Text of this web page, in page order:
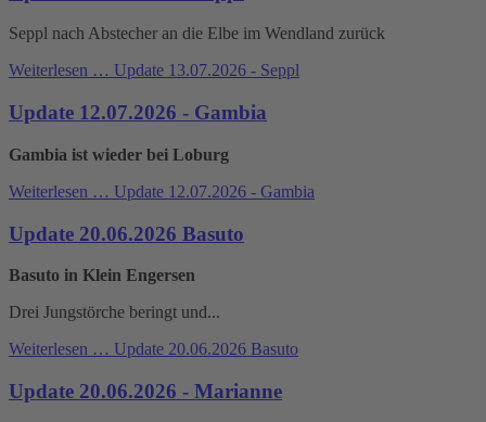
Seppl nach Abstecher an die Elbe im Wendland zurück
Weiterlesen … Update 13.07.2026 - Seppl
Update 12.07.2026 - Gambia
Gambia ist wieder bei Loburg
Weiterlesen … Update 12.07.2026 - Gambia
Update 20.06.2026 Basuto
Basuto in Klein Engersen
Drei Jungstörche beringt und...
Weiterlesen … Update 20.06.2026 Basuto
Update 20.06.2026 - Marianne